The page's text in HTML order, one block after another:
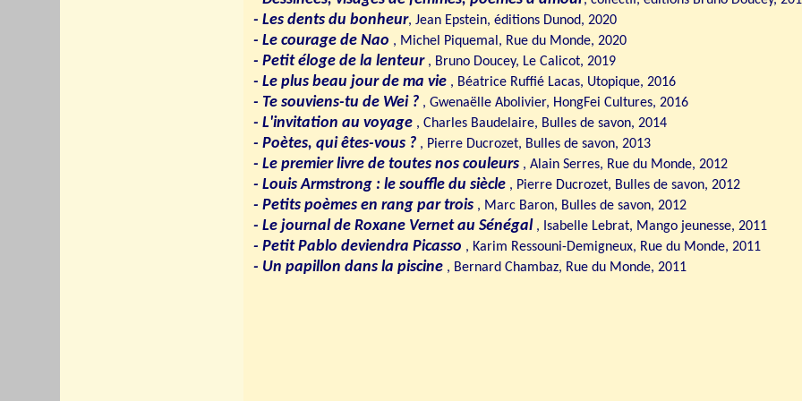
- Les dents du bonheur, Jean Epstein, éditions Dunod, 2020
- Le courage de Nao , Michel Piquemal, Rue du Monde, 2020
- Petit éloge de la lenteur, Bruno Doucey, Le Calicot, 2019
- Le plus beau jour de ma vie , Béatrice Ruffié Lacas, Utopique, 2016
- Te souviens-tu de Wei ? , Gwenaëlle Abolivier, HongFei Cultures, 2016
- L'invitation au voyage , Charles Baudelaire, Bulles de savon, 2014
- Poètes, qui êtes-vous ? , Pierre Ducrozet, Bulles de savon, 2013
- Le premier livre de toutes nos couleurs , Alain Serres, Rue du Monde, 2012
- Louis Armstrong : le souffle du siècle , Pierre Ducrozet, Bulles de savon, 2012
- Petits poèmes en rang par trois , Marc Baron, Bulles de savon, 2012
- Le journal de Roxane Vernet au Sénégal , Isabelle Lebrat, Mango jeunesse, 2011
- Petit Pablo deviendra Picasso , Karim Ressouni-Demigneux, Rue du Monde, 2011
- Un papillon dans la piscine , Bernard Chambaz, Rue du Monde, 2011